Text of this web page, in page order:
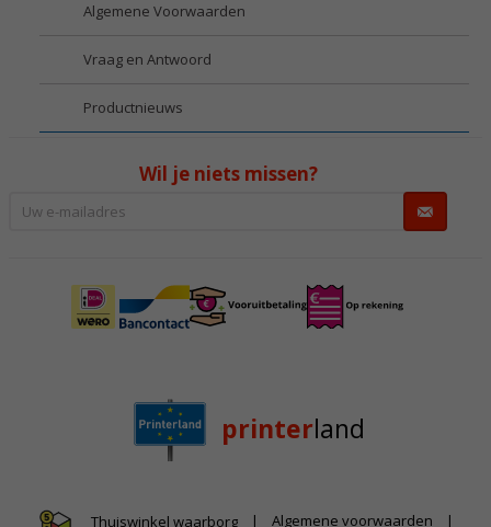
Algemene Voorwaarden
Vraag en Antwoord
Productnieuws
Wil je niets missen?
printerland
Thuiswinkel waarborg | Algemene voorwaarden |